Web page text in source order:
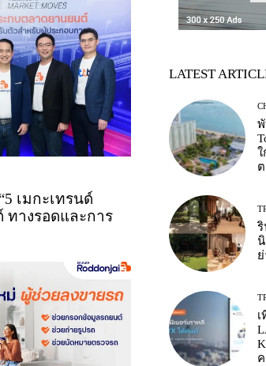
เมกะเทรนด์
ทางรอดและการ
LATEST
ริ